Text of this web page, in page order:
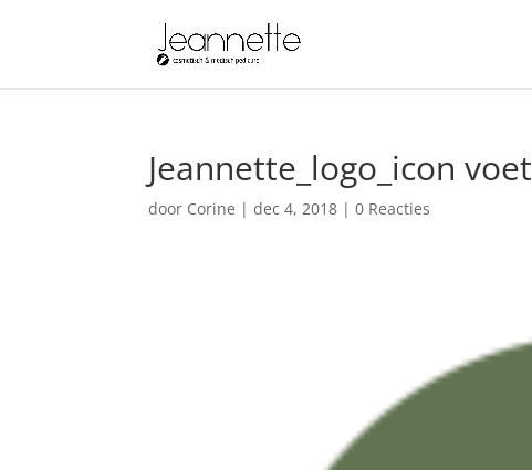
Jeannette_logo_icon voet
door Corine |dec 4, 2018 |0 Reacties